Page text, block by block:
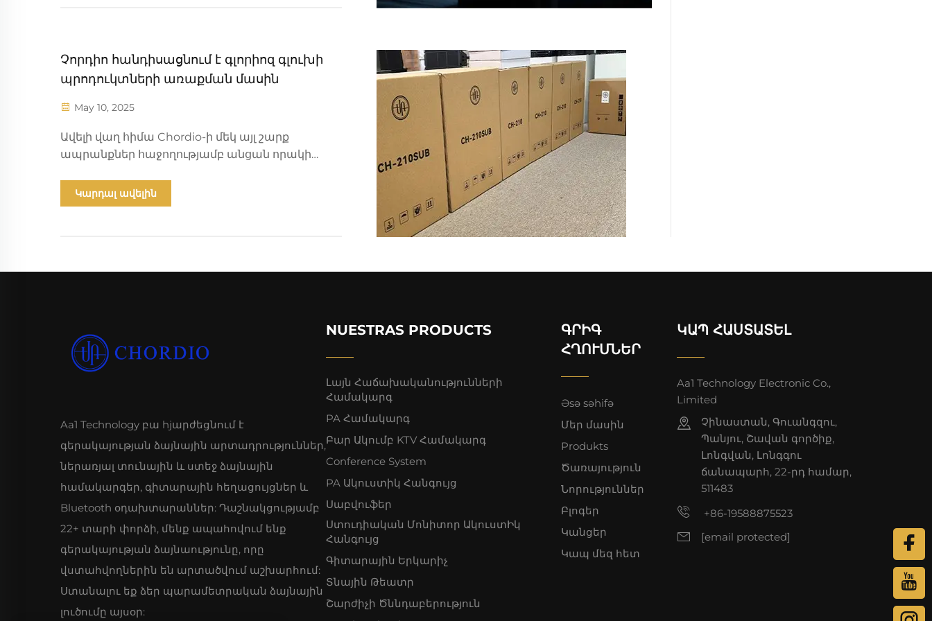
Չորդիո հանդիսացնում է գլորիոզ գլուխի
պրոդուկտների առաքման մասին
May 10, 2025
Ավելի վաղ հիմա Chordio-ի մեկ այլ շարք
ապրանքներ հաջողությամբ անցան որակի
ընկան հմտության և սպասումների հետ:
Արտադրամասից մինչև տրանսպորտային
Կարդալ ավելին
Aa1 Technology բա hjարժեցնում է
գերակայության ձայնային արտադրություններ,
ներառյալ տունային և ստեջ ձայնային
համակարգեր, գիտարային հեղացույցներ և
Bluetooth օդախտարաններ: Դաշնակցությամբ
22+ տարի փորձի, մենք ապահովում ենք
գերակայության ձայնաությունը, որը
վստահվողներին են արտածվում աշխարհում:
Ստանալու եք ձեր պարամետրական ձայնային
լուծումը այսօր:
NUESTRAS PRODUCTS
Լայն Հաճախականությունների
Համակարգ
PA Համակարգ
Բար Ակումբ KTV Համակարգ
Conference System
PA Ակուստիկ Հանգույց
Սաբվուֆեր
Ստուդիական Մոնիտոր ԱկուստԻկ
Հանգույց
Գիտարային Երկարիչ
Տնային Թեատր
Շարժիչի Ծննդաբերություն
ԳՐԻԳ
ՀՂՈՒՄՆԵՐ
Əsə səhifə
Մեր մասին
Produkts
Ծառայություն
Նորություններ
Բլոգեր
Կանցեր
Կապ մեզ հետ
ԿԱՊ ՀԱՍՏԱՏԵԼ
Aa1 Technology Electronic Co.,
Limited
Չինաստան, Գուանգզու,
Պանյու, Շավան գործիք,
Լոնգվան, Լոնգգու
ճանապարհ, 22-րդ համար,
511483
+86-19588875523
[email protected]